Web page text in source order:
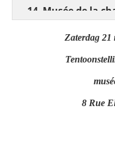
Musée de la
middernacht
Musée
5 Rue de
Zaterdag 21
8 Rue